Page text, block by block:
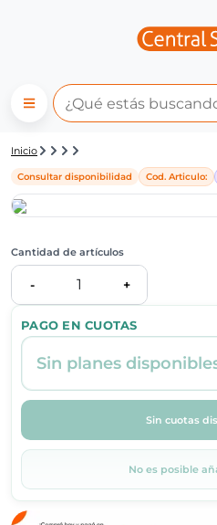
Detalle de
Inicio
Consultar disponibilidad Cod. Articulo:
PAGO EN CUOTAS
Sin planes
Sin cuotas
No es posible
Cantidad de artículos
- 1 +